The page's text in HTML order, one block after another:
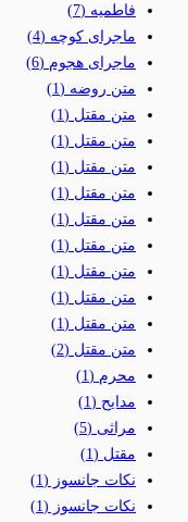
فاطمیه (7)
ماجرای کوچه (4)
ماجرای هجوم (6)
متن روضه (1)
متن مقتل (1)
متن مقتل (1)
متن مقتل (1)
متن مقتل (1)
متن مقتل (1)
متن مقتل (1)
متن مقتل (1)
متن مقتل (1)
متن مقتل (1)
متن مقتل (2)
محرم (1)
مدایح (1)
مراثی (5)
مقتل (1)
نکات جانسوز (1)
نکات جانسوز (1)